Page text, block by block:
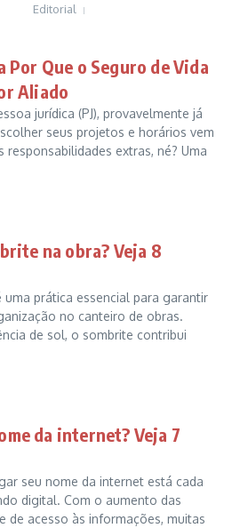
Editorial
Por Que o Seguro de Vida
Aliado
jurídica (PJ), provavelmente já
seus projetos e horários vem
responsabilidades extras, né? Uma
na obra? Veja 8
prática essencial para garantir
no canteiro de obras.
de sol, o sombrite contribui
da internet? Veja 7
seu nome da internet está cada
digital. Com o aumento das
de acesso às informações, muitas